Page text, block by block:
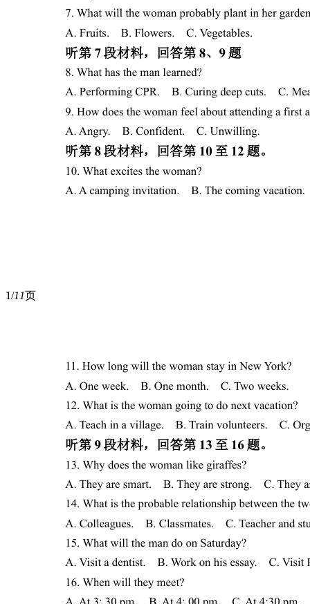
1/11页